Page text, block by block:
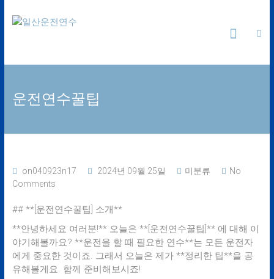
일
전
연
수
24
간
365
일
운전연수꿀팁
on040923n17 2024년 09월 25일 미분류
No
Comments
## **[운전연수꿀팁] 소개**
**안녕하세요 여러분!** 오늘은 **[운전연수꿀팁]** 에 대해 이
야기해볼까요? **운전을 할 때 필요한 연수**는 모든 운전자
에게 중요한 것이죠. 그래서 오늘은 제가 **정리한 팁**을 공
유해볼게요. 함께 준비해보시죠!